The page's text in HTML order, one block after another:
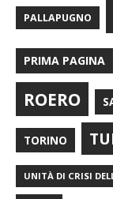
PALLAPUGNO
PRIMA PAGINA
ROERO
TORINO
UNITÀ DI CRISI